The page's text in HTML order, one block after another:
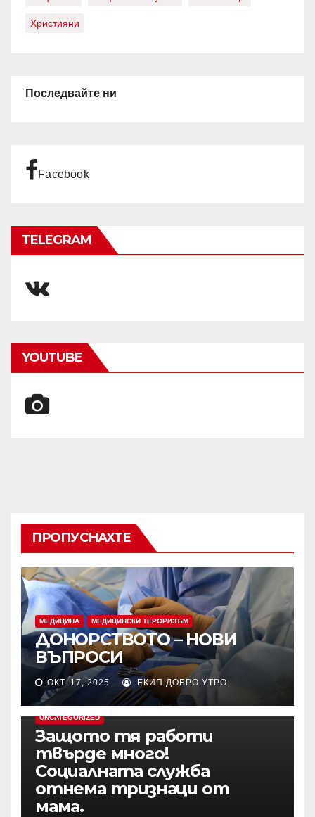
Християни
Последвайте ни
Facebook
TELEGRAM
YOUTUBE
ПРОПУСНАХТЕ
МЕДИЦИНА МЕДИЦИНСКИ ТЕРОРИЗЪМ
ДОНОРСТВОТО – НОВИ
ВЪПРОСИ
ОКТ. 17, 2025 ЕКИП ДОБРО УТРО
UNCATEGORIZED
Защото тя работи
твърде много!
Социалната служба
отнема тризнаци от
мама.